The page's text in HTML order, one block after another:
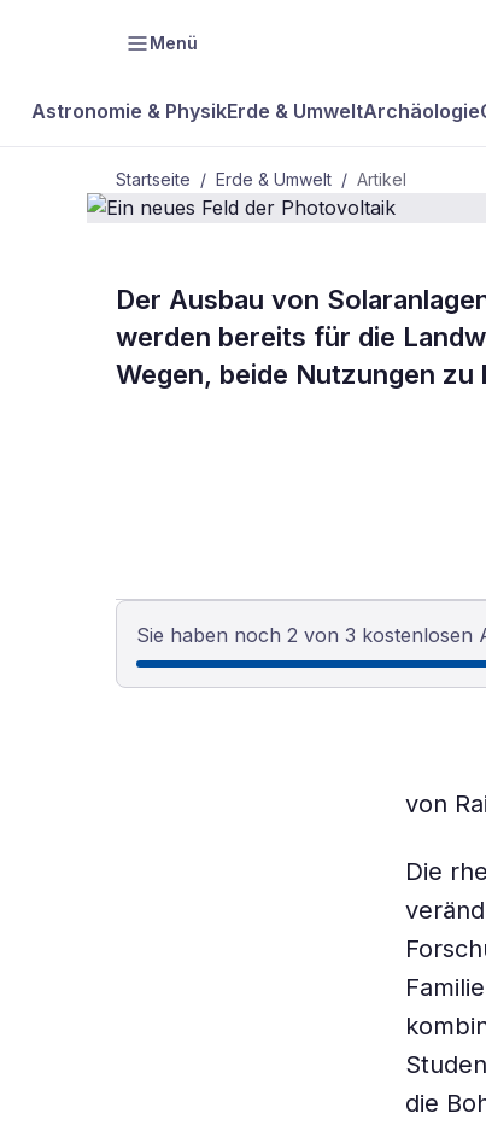
Menü
Astronomie & PhysikErde & UmweltArchäologie
Startseite / Erde & Umwelt / Artikel
BDW PlusERDE & UMWELT
Ein neues
Der Ausbau von
werden bereits für die
Wegen, beide Nutzungen
Sie haben noch 2 von 3 kostenlosen
von
Die
die